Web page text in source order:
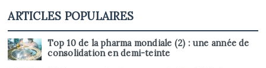
ARTICLES POPULAIRES
Top 10 de la pharma mondiale (2) : une année de
consolidation en demi-teinte